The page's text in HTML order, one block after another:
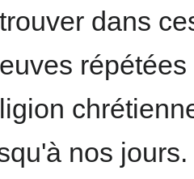
dans
nos